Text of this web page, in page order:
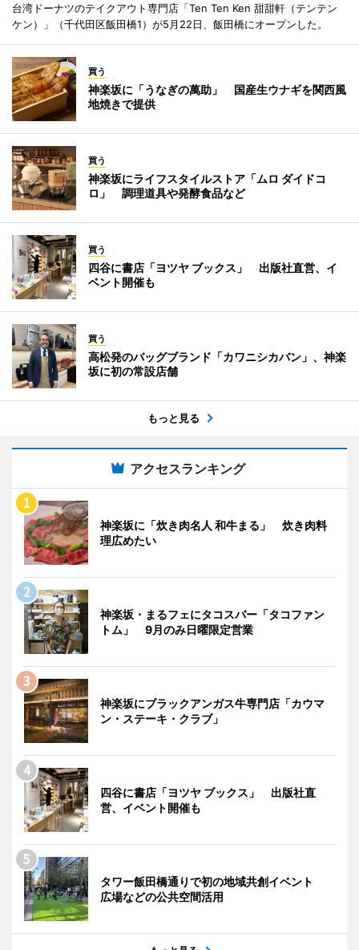
台湾ドーナツのテイクアウト専門店「Ten Ten Ken 甜甜軒（テンテン
ケン）」（千代田区飯田橋1）が5月22日、飯田橋にオープンした。
買う
神楽坂に「うなぎの萬助」 国産生ウナギを関西風
地焼きで提供
買う
神楽坂にライフスタイルストア「ムロ ダイドコ
ロ」 調理道具や発酵食品など
買う
四谷に書店「ヨツヤ ブックス」 出版社直営、イ
ベント開催も
買う
高松発のバッグブランド「カワニシカバン」、神楽
坂に初の常設店舗
もっと見る
アクセスランキング
神楽坂に「炊き肉名人 和牛まる」 炊き肉料
理広めたい
神楽坂・まるフェにタコスバー「タコファン
トム」 9月のみ日曜限定営業
神楽坂にブラックアンガス牛専門店「カウマ
ン・ステーキ・クラブ」
四谷に書店「ヨツヤ ブックス」 出版社直
営、イベント開催も
タワー飯田橋通りで初の地域共創イベント
広場などの公共空間活用